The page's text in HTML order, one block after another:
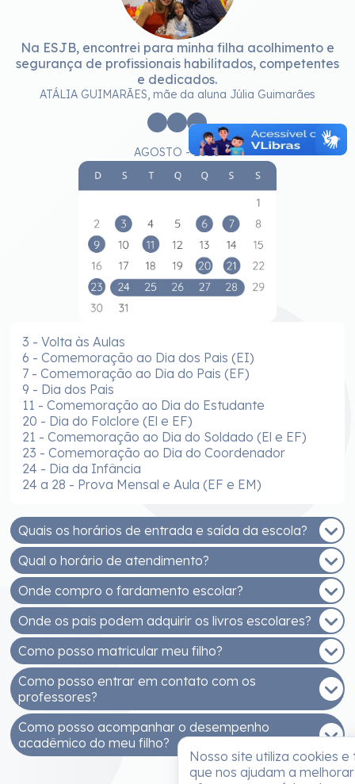
Na ESJB, encontrei para minha filha acolhimento e
segurança de profissionais habilitados, competentes
e dedicados.
ATÁLIA GUIMARÃES, mãe da aluna Júlia Guimarães
AGOSTO - 2026
3 - Volta às Aulas
6 - Comemoração ao Dia dos Pais (EI)
7 - Comemoração ao Dia do Pais (EF)
9 - Dia dos Pais
11 - Comemoração ao Dia do Estudante
20 - Dia do Folclore (El e EF)
21 - Comemoração ao Dia do Soldado (El e EF)
23 - Comemoração ao Dia do Coordenador
24 - Dia da Infância
24 a 28 - Prova Mensal e Aula (EF e EM)
Quais os horários de entrada e saída da escola?
EDUCAÇÃO INFANTIL - MANHÃ
Entrada: 7h30 às 8h
Saída: 11h30
EDUCAÇÃO INFANTIL - TARDE
Entrada: 13h30 às 14h
Saída: 17h30
ENSINOS FUNDAMENTAL E MÉDIO - MANHÃ
Entrada: 7h
Saída: 12h40
ENSINOS FUNDAMENTAL E MÉDIO - TARDE
Entrada: 13h
Qual o horário de atendimento?
De segunda a sexta, das 8h às 12h e das 14h às
17h30.
Onde compro o fardamento escolar?
Você pode comprar na Malharia Estrela (Rua
Getúlio Vargas, 233, Bairro Santo Antonio)
Onde os pais podem adquirir os livros escolares?
Os livros adotados na ESJB são fornecidos pelo
Sistema Positivo de Ensino e podem ser adquiridos
na Unidade 1 da nossa escola.
Como posso matricular meu filho?
As matrículas (Educação Infantil ao Ensino Médio)
são realizadas na unidade 1 da ESJB.
DOCUMENTOS NECESSÁRIOS (ALUNO)
Cópia da Certidão de Nascimento e RG
Cópia da carteira de vacina (Educação Infantil
Como posso entrar em contato com os
professores?
Para falar com os professores ou outros
profissionais da escola, basta enviar uma
mensagem pelo App ESJB.
Como posso acompanhar o desempenho
acadêmico do meu filho?
Pelo App ESJB, disponibilizamos boletins online,
Nosso site utiliza cookies
que nos ajudam a